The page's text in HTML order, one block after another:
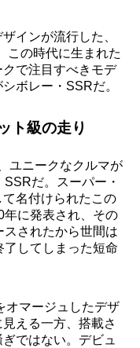
インが流行した、
この時代に生まれた
で注目すべきモデ
ボレー・SSRだ。
ト級の走り
ユニークなクルマが
だ。スーパー・
名付けられたこの
年に発表され、その
されたから世間は
してしまった短命
オマージュしたデザ
える一方、搭載さ
ではない。デビュ